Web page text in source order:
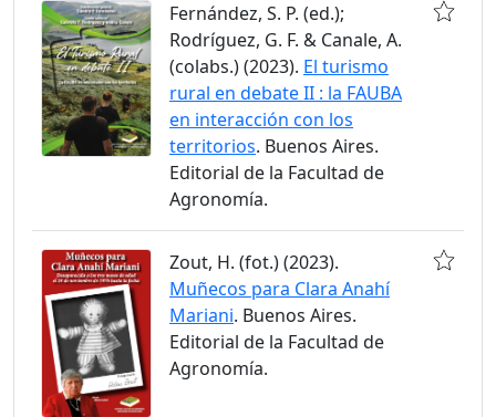
Fernández, S. P. (ed.);
Rodríguez, G. F. & Canale, A.
(colabs.) (2023). El turismo
rural en debate II : la FAUBA
en interacción con los
territorios. Buenos Aires.
Editorial de la Facultad de
Agronomía.
Zout, H. (fot.) (2023).
Muñecos para Clara Anahí
Mariani. Buenos Aires.
Editorial de la Facultad de
Agronomía.